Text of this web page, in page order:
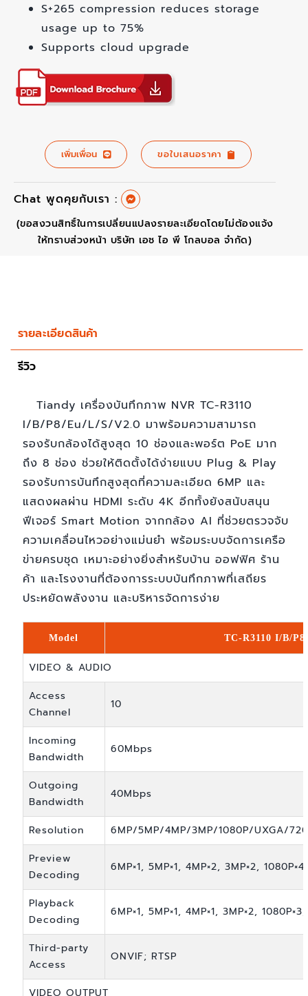
S+265 compression reduces storage
usage up to 75%
Supports cloud upgrade
เพิ่มเพื่อน ขอใบเสนอราคา
Chat พูดคุยกับเรา :
(ขอสงวนสิทธิ์ในการเปลี่ยนแปลงรายละเอียดโดยไม่ต้องแจ้ง
ให้ทราบส่วงหน้า บริษัท เอช ไอ พี โกลบอล จำกัด)
รายละเอียดสินค้า
รีวิว
Tiandy เครื่องบันทึกภาพ NVR TC-R3110
I/B/P8/Eu/L/S/V2.0 มาพร้อมความสามารถ
รองรับกล้องได้สูงสุด 10 ช่องและพอร์ต PoE มาก
ถึง 8 ช่อง ช่วยให้ติดตั้งได้ง่ายแบบ Plug & Play
รองรับการบันทึกสูงสุดที่ความละเอียด 6MP และ
แสดงผลผ่าน HDMI ระดับ 4K อีกทั้งยังสนับสนุน
ฟีเจอร์ Smart Motion จากกล้อง AI ที่ช่วยตรวจจับ
ความเคลื่อนไหวอย่างแม่นยำ พร้อมระบบจัดการเครือ
ข่ายครบชุด เหมาะอย่างยิ่งสำหรับบ้าน ออฟฟิศ ร้าน
ค้า และโรงงานที่ต้องการระบบบันทึกภาพที่เสถียร
ประหยัดพลังงาน และบริหารจัดการง่าย
Model TC-R3110 I/B/
VIDEO & AUDIO
Access
Channel
10
Incoming
Bandwidth
60Mbps
Outgoing
Bandwidth
40Mbps
Resolution
6MP/5MP/4MP/3MP/1080P/UXGA/
Preview
Decoding
6MP×1, 5MP×1, 4MP×2, 3MP×2,
Playback
Decoding
6MP×1, 5MP×1, 4MP×1, 3MP×2,
Third-party
Access
ONVIF; RTSP